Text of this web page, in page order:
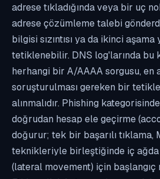
adrese tıkladığında veya bir uç
adrese çözümleme talebi
bilgisi sızıntısı ya da ikinci
tetiklenebilir. DNS log'larında bu
herhangi bir A/AAAA sorgusu, en
soruşturulması gereken bir
alınmalıdır. Phishing
doğrudan hesap ele geçirme
doğurur; tek bir başarılı tıklama,
teknikleriyle birleştiğinde iç
(lateral movement) için başlangıç